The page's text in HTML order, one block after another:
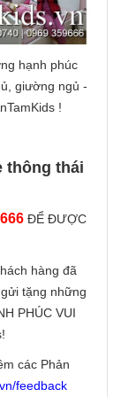
hạnh phúc
giường ngủ -
!
thông thái
ĐỂ ĐƯỢC
hàng đã
tặng những
PHÚC VUI
các Phản
feedback